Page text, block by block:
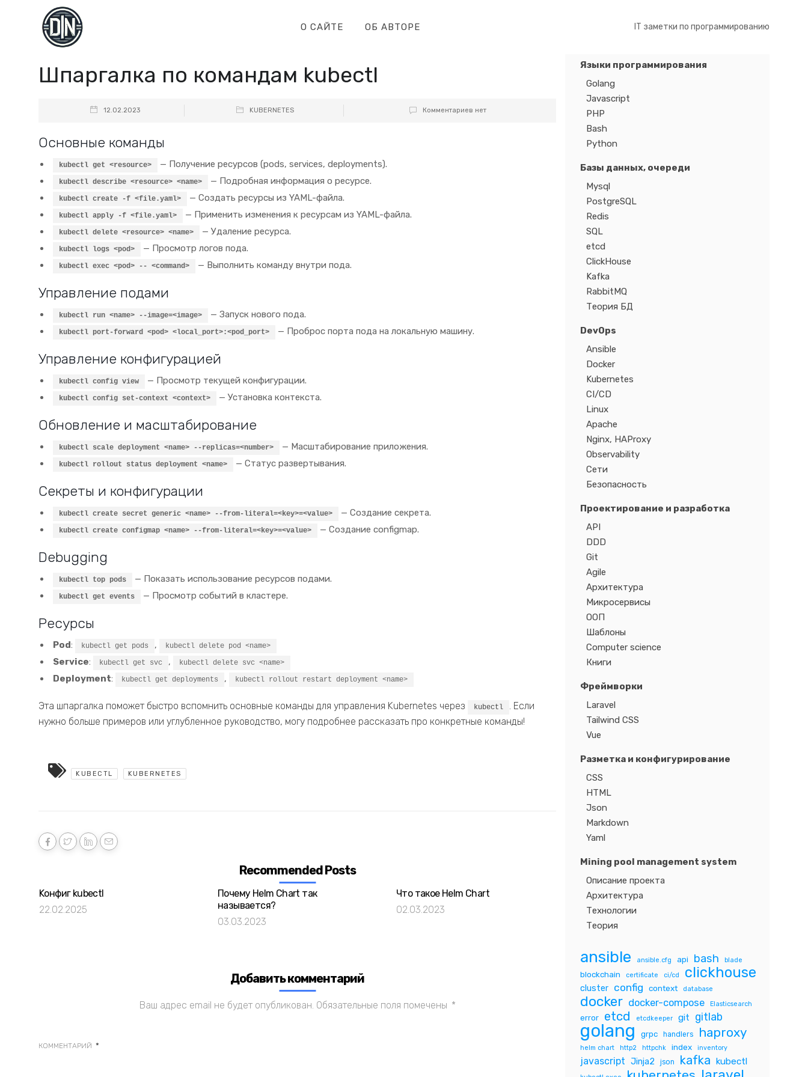
О САЙТЕ ОБ АВТОРЕ IT заметки по программированию
Шпаргалка по командам kubectl
12.02.2023 KUBERNETES Комментариев нет
Основные команды
kubectl get <resource> — Получение ресурсов (pods, services, deployments).
kubectl describe <resource> <name> — Подробная информация о ресурсе.
kubectl create -f <file.yaml> — Создать ресурсы из YAML-файла.
kubectl apply -f <file.yaml> — Применить изменения к ресурсам из YAML-файла.
kubectl delete <resource> <name> — Удаление ресурса.
kubectl logs <pod> — Просмотр логов пода.
kubectl exec <pod> -- <command> — Выполнить команду внутри пода.
Управление подами
kubectl run <name> --image=<image> — Запуск нового пода.
kubectl port-forward <pod> <local_port>:<pod_port> — Проброс порта пода на локальную машину.
Управление конфигурацией
kubectl config view — Просмотр текущей конфигурации.
kubectl config set-context <context> — Установка контекста.
Обновление и масштабирование
kubectl scale deployment <name> --replicas=<number> — Масштабирование приложения.
kubectl rollout status deployment <name> — Статус развертывания.
Секреты и конфигурации
kubectl create secret generic <name> --from-literal=<key>=<value> — Создание секрета.
kubectl create configmap <name> --from-literal=<key>=<value> — Создание configmap.
Debugging
kubectl top pods — Показать использование ресурсов подами.
kubectl get events — Просмотр событий в кластере.
Ресурсы
Pod: kubectl get pods , kubectl delete pod <name>
Service: kubectl get svc , kubectl delete svc <name>
Deployment: kubectl get deployments , kubectl rollout restart deployment <name>
Эта шпаргалка поможет быстро вспомнить основные команды для управления Kubernetes через kubectl
. Если
нужно больше примеров или углубленное руководство, могу подробнее рассказать про конкретные команды!
KUBECTL KUBERNETES
Recommended Posts
Kонфиг kubectl
22.02.2025
Почему Helm Chart так
называется?
03.03.2023
Что такое Helm Chart
02.03.2023
Добавить комментарий
Ваш адрес email не будет опубликован. Обязательные поля помечены *
КОММЕНТАРИЙ *
Языки программирования
Golang
Javascript
PHP
Bash
Python
Базы данных, очереди
Mysql
PostgreSQL
Redis
SQL
etcd
ClickHouse
Kafka
RabbitMQ
Теория БД
DevOps
Ansible
Docker
Kubernetes
CI/CD
Linux
Apache
Nginx, HAProxy
Observability
Сети
Безопасность
Проектирование и разработка
API
DDD
Git
Agile
Архитектура
Микросервисы
ООП
Шаблоны
Computer science
Книги
Фреймворки
Laravel
Tailwind CSS
Vue
Разметка и конфигурирование
CSS
HTML
Json
Markdown
Yaml
Mining pool management system
Описание проекта
Архитектура
Технологии
Теория
ansible ansible.cfg api bash blade
blockchain certificate ci/cd clickhouse
cluster config context database
docker docker-compose Elasticsearch
error etcd etcdkeeper git gitlab
golang grpc handlers haproxy
helm chart http2 httpchk index inventory
javascript Jinja2 json kafka kubectl